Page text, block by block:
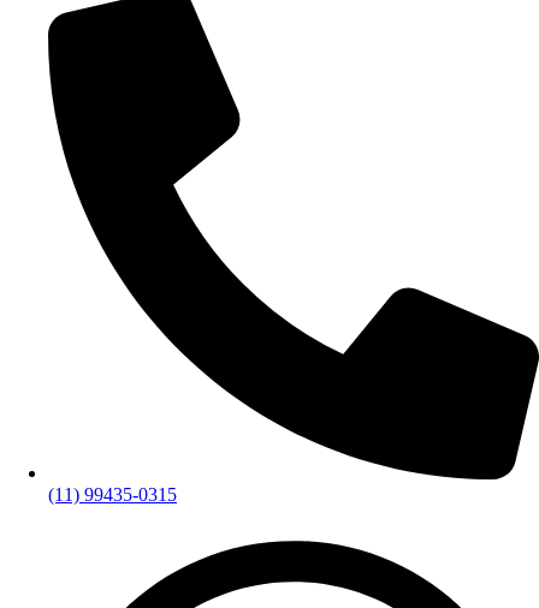
(11) 99435-0315